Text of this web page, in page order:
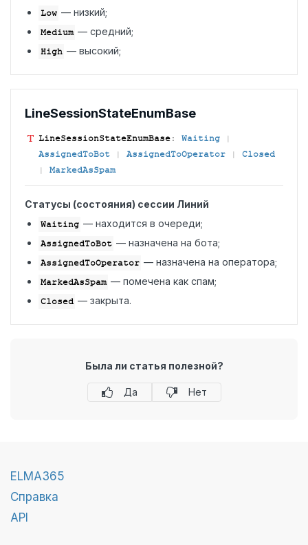
Low — низкий;
Medium — средний;
High — высокий;
LineSessionStateEnumBase
LineSessionStateEnumBase: Waiting |
AssignedToBot | AssignedToOperator | Closed
| MarkedAsSpam
Статусы (состояния) сессии Линий
Waiting — находится в очереди;
AssignedToBot — назначена на бота;
AssignedToOperator — назначена на оператора;
MarkedAsSpam — помечена как спам;
Closed — закрыта.
Была ли статья полезной?
Да Нет
ELMA365
Справка
API